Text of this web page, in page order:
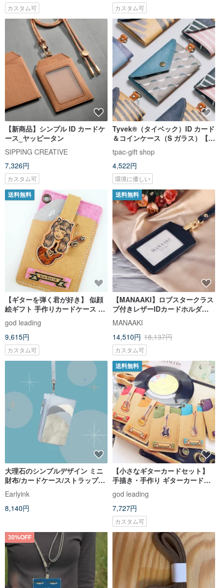
カスタム可 カスタム可
【新商品】シンプル ID カードケ
ース_ヤッピータン
SIPPING CREATIVE
7,326円
カスタム可
Tyvek®（タイベック）ID カード
＆コインケース（S ガラス）【台
北パフォーミングアーツセンタ
ー × WoodMan コラボレーショ
ン】
tpac-gift shop
4,522円
環境に優しい
送料無料
【ギターを弾く君が好き】 似顔
絵ギフト 手作りカードケース カ
スタム手描き 上質で温かい
god leading
9,615円
カスタム可
送料無料
【MANAAKI】ロブスタークラス
プ付きレザーIDカードホルダー
(真っ直ぐ/水平)(標準バックル/伸
縮バックル)
MANAAKI
14,510円 18,137円
カスタム可
大理石のシンプルデザイン ミニ
財布/カードケース/ストラップ付
きIDケース丨誕生日プレゼント
丨実用的なギフト
Earlyink
8,140円
送料無料
【小さなギターカードセット】
手描き・手作り ギターカードセ
ット バンド ライブ 記念品 こだ
わりのギフト
god leading
7,727円
カスタム可
30%OFF